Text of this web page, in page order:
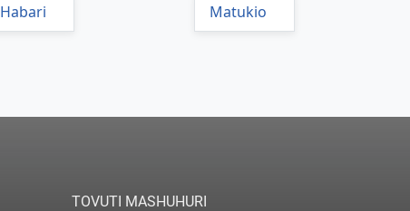
Habari Matukio
TOVUTI MASHUHURI